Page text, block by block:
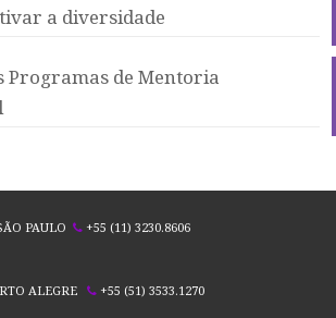
a diversidade
Programas de Mentoria
PAULO +55 (11) 3230.8606
ALEGRE +55 (51) 3533.1270